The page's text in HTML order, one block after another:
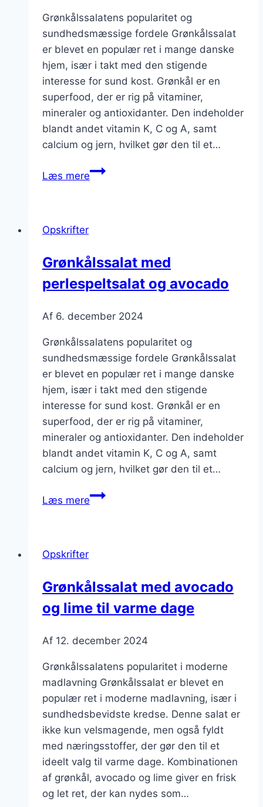
Grønkålssalatens popularitet og
sundhedsmæssige fordele Grønkålssalat
er blevet en populær ret i mange danske
hjem, især i takt med den stigende
interesse for sund kost. Grønkål er en
superfood, der er rig på vitaminer,
mineraler og antioxidanter. Den indeholder
blandt andet vitamin K, C og A, samt
calcium og jern, hvilket gør den til et…
Læs mereGrønkålssalat
Opskrifter
Grønkålssalat med
perlespeltsalat og avocado
Af 6. december 2024
Grønkålssalatens popularitet og
sundhedsmæssige fordele Grønkålssalat
er blevet en populær ret i mange danske
hjem, især i takt med den stigende
interesse for sund kost. Grønkål er en
superfood, der er rig på vitaminer,
mineraler og antioxidanter. Den indeholder
blandt andet vitamin K, C og A, samt
calcium og jern, hvilket gør den til et…
Læs mereGrønkålssalat
Opskrifter
Grønkålssalat med avocado
og lime til varme dage
Af 12. december 2024
Grønkålssalatens popularitet i moderne
madlavning Grønkålssalat er blevet en
populær ret i moderne madlavning, især i
sundhedsbevidste kredse. Denne salat er
ikke kun velsmagende, men også fyldt
med næringsstoffer, der gør den til et
ideelt valg til varme dage. Kombinationen
af grønkål, avocado og lime giver en frisk
og let ret, der kan nydes som…